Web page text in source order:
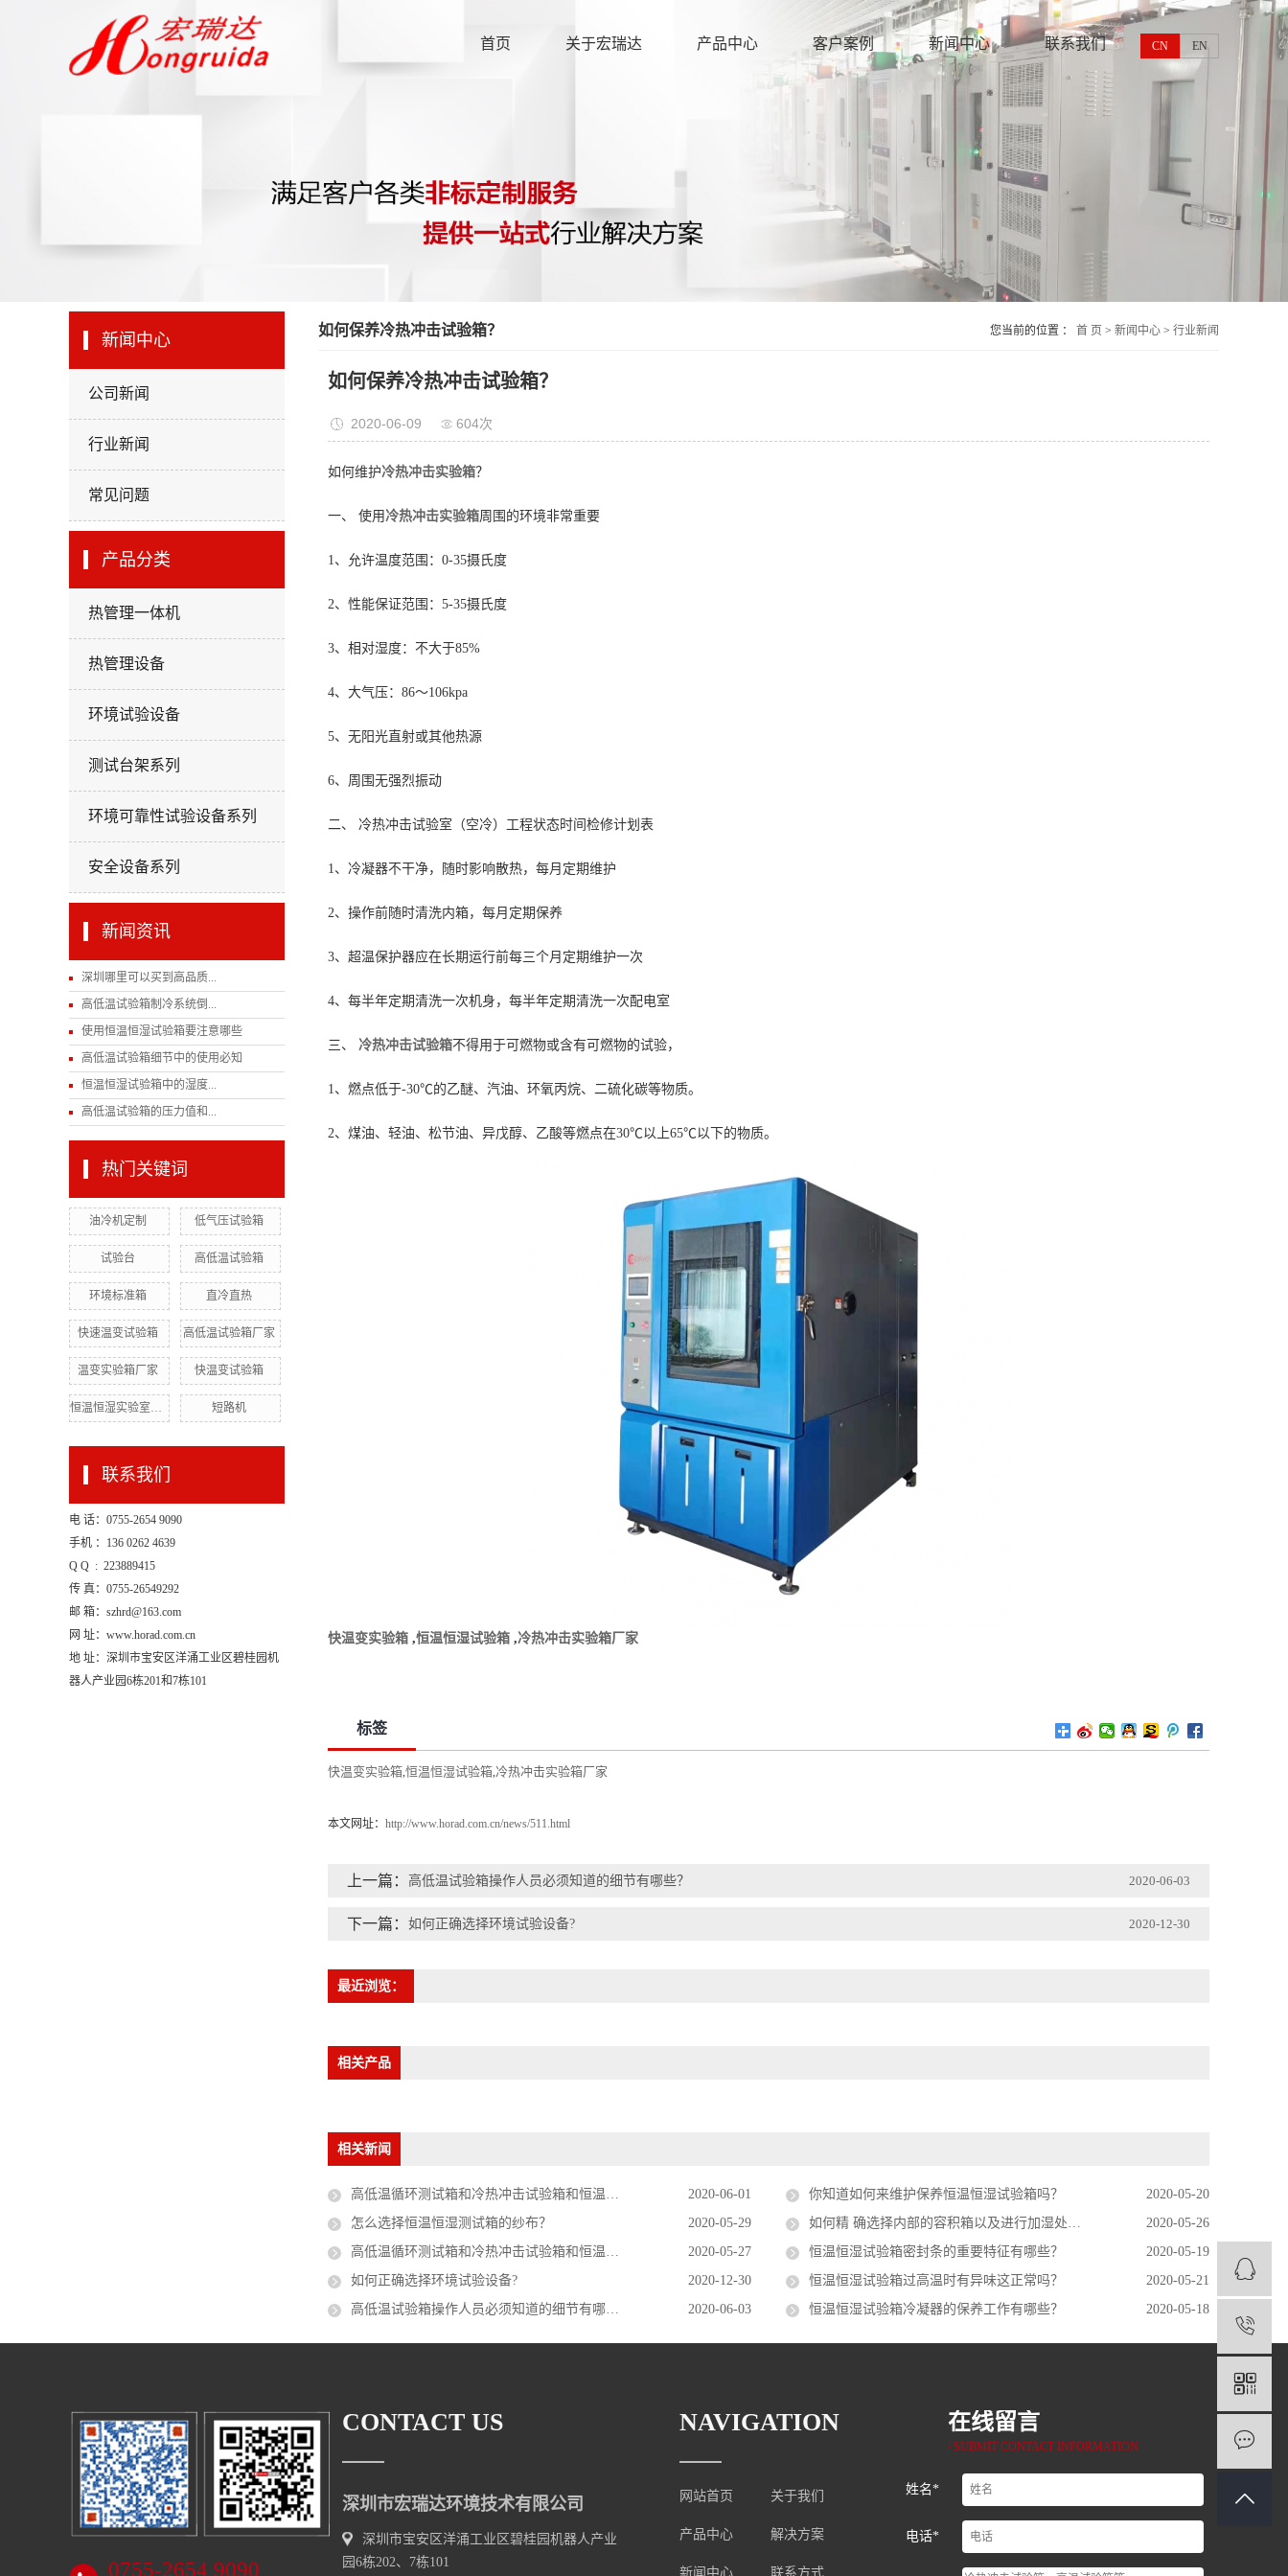
CN EN
首页 关于宏瑞达 产品中心 客户案例 新闻中心 联系我们
新闻中心
公司新闻
行业新闻
常见问题
产品分类
热管理一体机
热管理设备
环境试验设备
测试台架系列
环境可靠性试验设备系列
安全设备系列
新闻资讯
深圳哪里可以买到高品质...
高低温试验箱制冷系统倒...
使用恒温恒湿试验箱要注意哪些
高低温试验箱细节中的使用必知
恒温恒湿试验箱中的湿度...
高低温试验箱的压力值和...
热门关键词
油冷机定制 低气压试验箱
试验台 高低温试验箱
环境标准箱 直冷直热
快速温变试验箱 高低温试验箱厂家
温变实验箱厂家 快温变试验箱
恒温恒湿实验室厂家 短路机
联系我们
电 话：0755-2654 9090
手机 ：136 0262 4639
Q Q : 223889415
传 真：0755-26549292
邮 箱：szhrd@163.com
网 址：www.horad.com.cn
地 址：深圳市宝安区洋涌工业区碧桂园机
器人产业园6栋201和7栋101
如何保养冷热冲击试验箱？ 您当前的位置 ： 首 页 > 新闻中心 > 行业新闻
如何保养冷热冲击试验箱？
2020-06-09 604次
如何维护冷热冲击实验箱？
一、 使用冷热冲击实验箱周围的环境非常重要
1、允许温度范围：0-35摄氏度
2、性能保证范围：5-35摄氏度
3、相对湿度：不大于85%
4、大气压：86～106kpa
5、无阳光直射或其他热源
6、周围无强烈振动
二、 冷热冲击试验室（空冷）工程状态时间检修计划表
1、冷凝器不干净，随时影响散热，每月定期维护
2、操作前随时清洗内箱，每月定期保养
3、超温保护器应在长期运行前每三个月定期维护一次
4、每半年定期清洗一次机身，每半年定期清洗一次配电室
三、 冷热冲击试验箱不得用于可燃物或含有可燃物的试验，
1、燃点低于-30℃的乙醚、汽油、环氧丙烷、二硫化碳等物质。
2、煤油、轻油、松节油、异戊醇、乙酸等燃点在30℃以上65℃以下的物质。
快温变实验箱 ,恒温恒湿试验箱 ,冷热冲击实验箱厂家
标签
快温变实验箱,恒温恒湿试验箱,冷热冲击实验箱厂家
本文网址： http://www.horad.com.cn/news/511.html
上一篇： 高低温试验箱操作人员必须知道的细节有哪些？ 2020-06-03
下一篇： 如何正确选择环境试验设备? 2020-12-30
最近浏览：
相关产品
相关新闻
高低温循环测试箱和冷热冲击试验箱和恒温恒湿区别在哪里？ 2020-06-01 你知道如何来维护保养恒温恒湿试验箱吗？
2020-05-20
怎么选择恒温恒湿测试箱的纱布？
2020-05-29 如何精 确选择内部的容积箱以及进行加湿处理工作的呢？
2020-05-26
高低温循环测试箱和冷热冲击试验箱和恒温恒湿箱的区别在哪里？？
2020-05-27 恒温恒湿试验箱密封条的重要特征有哪些？
2020-05-19
如何正确选择环境试验设备?
2020-12-30 恒温恒湿试验箱过高温时有异味这正常吗？
2020-05-21
高低温试验箱操作人员必须知道的细节有哪些？
2020-06-03 恒温恒湿试验箱冷凝器的保养工作有哪些？ 2020-05-18
0755-2654 9090
CONTACT US
深圳市宏瑞达环境技术有限公司
深圳市宝安区洋涌工业区碧桂园机器人产业
园6栋202、7栋101
NAVIGATION
网站首页 关于我们
产品中心 解决方案
新闻中心 联系方式
在线留言
/ SUBMIT CONTACT INFORMATION
姓名*
电话*